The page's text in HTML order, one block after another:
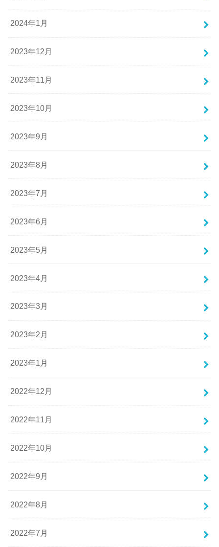
2024年1月
2023年12月
2023年11月
2023年10月
2023年9月
2023年8月
2023年7月
2023年6月
2023年5月
2023年4月
2023年3月
2023年2月
2023年1月
2022年12月
2022年11月
2022年10月
2022年9月
2022年8月
2022年7月